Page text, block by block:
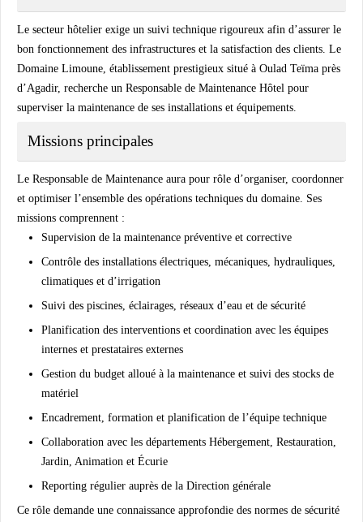
Le secteur hôtelier exige un suivi technique rigoureux afin d’assurer le
bon fonctionnement des infrastructures et la satisfaction des clients. Le
Domaine Limoune, établissement prestigieux situé à Oulad Teïma près
d’Agadir, recherche un Responsable de Maintenance Hôtel pour
superviser la maintenance de ses installations et équipements.
Missions principales
Le Responsable de Maintenance aura pour rôle d’organiser, coordonner
et optimiser l’ensemble des opérations techniques du domaine. Ses
missions comprennent :
Supervision de la maintenance préventive et corrective
Contrôle des installations électriques, mécaniques, hydrauliques,
climatiques et d’irrigation
Suivi des piscines, éclairages, réseaux d’eau et de sécurité
Planification des interventions et coordination avec les équipes
internes et prestataires externes
Gestion du budget alloué à la maintenance et suivi des stocks de
matériel
Encadrement, formation et planification de l’équipe technique
Collaboration avec les départements Hébergement, Restauration,
Jardin, Animation et Écurie
Reporting régulier auprès de la Direction générale
Ce rôle demande une connaissance approfondie des normes de sécurité